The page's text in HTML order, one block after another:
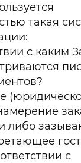
такая
с каким
либо
с